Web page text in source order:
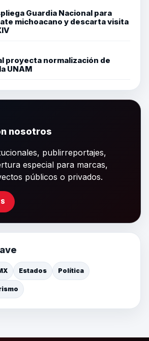
Guardia Nacional para
michoacano y descarta visita
proyecta normalización de
UNAM
nosotros
publirreportajes,
especial para marcas,
públicos o privados.
Estados Política